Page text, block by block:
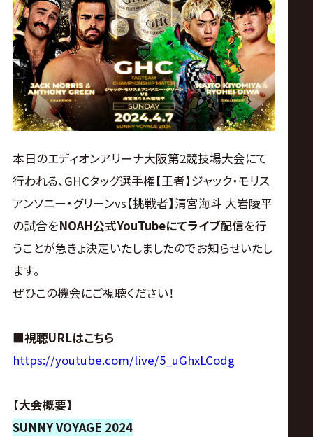
ス
リ
ン
グ・
ノ
ア
公
式
サ
イ
ト
本日のエディオンアリーナ大阪第2競技場大会にて
行われる、GHCタッグ選手権【王者】ジャック・モリス
アンソニー・グリーンvs【挑戦者】清宮海斗 大岩陵平
の試合をNOAH公式YouTubeにてライブ配信を行
うことが急きょ決定いたしましたのでお知らせいたし
ます。
ぜひこの機会にご視聴ください！
■視聴URLはこちら
https://youtube.com/live/5_uGhxLCodg
【大会概要】
SUNNY VOYAGE 2024